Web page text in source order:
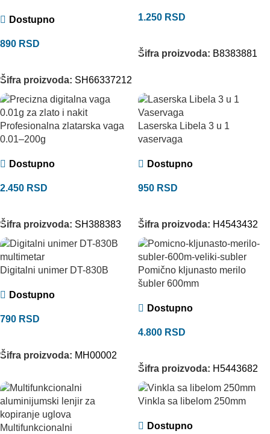
Dostupno
890 RSD
Šifra proizvoda: SH66337212
1.250 RSD
Šifra proizvoda: B8383881
Profesionalna zlatarska vaga
0.01–200g
Dostupno
2.450 RSD
Šifra proizvoda: SH388383
Laserska Libela 3 u 1
vaservaga
Dostupno
950 RSD
Šifra proizvoda: H4543432
Digitalni unimer DT-830B
Dostupno
790 RSD
Šifra proizvoda: MH00002
Pomično kljunasto merilo
šubler 600mm
Dostupno
4.800 RSD
Šifra proizvoda: H5443682
Multifunkcionalni
Vinkla sa libelom 250mm
Dostupno